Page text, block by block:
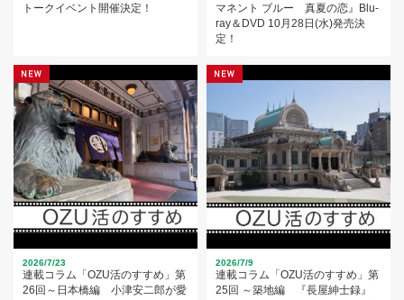
トークイベント開催決定！
マネント ブルー 真夏の恋』Blu-
ray＆DVD 10月28日(水)発売決
定！
2026/7/23
連載コラム「OZU活のすすめ」第
26回～日本橋編 小津安二郎が愛
2026/7/9
連載コラム「OZU活のすすめ」第
25回 ～築地編 『長屋紳士録』